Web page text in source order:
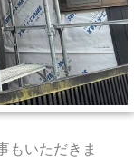
もいただきま